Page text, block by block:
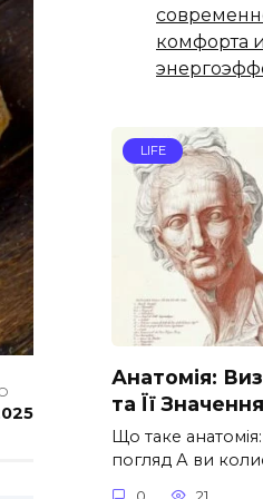
комфорта и
LIFE
Анатомія:
та Її
Що таке
погляд А ви